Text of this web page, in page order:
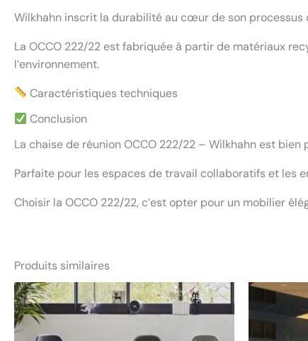
Wilkhahn inscrit la durabilité au cœur de son processus
La OCCO 222/22 est fabriquée à partir de matériaux
l’environnement.
Caractéristiques techniques
Conclusion
La chaise de réunion OCCO 222/22 – Wilkhahn est
Parfaite pour les espaces de travail collaboratifs et les
Choisir la OCCO 222/22, c’est opter pour un mobilier
Produits similaires